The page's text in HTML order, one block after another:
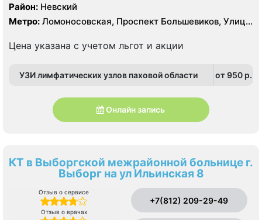
Район: Невский
Метро: Ломоносовская, Проспект Большевиков, Улица
Цена указана с учетом льгот и акции
УЗИ лимфатических узлов паховой области от 950 p.
Онлайн запись
КТ в Выборгской межрайонной больнице г.
Выборг на ул Ильинская 8
Отзыв о сервисе
Отзыв о врачах
+7(812) 209-29-49